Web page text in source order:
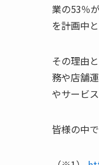
業の53％
を計画中
その理由
務や店舗
やサービ
皆様の中